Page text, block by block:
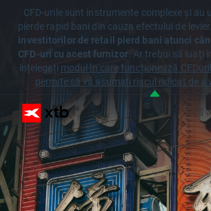
CFD-urile sunt instrumente complexe și au
pierde rapid bani din cauza efectului de levier.
investitorilor de retail pierd bani atunci
CFD-uri cu acest furnizor. Ar trebui să luați
înțelegeți modul în care funcționează
permite să vă asumați riscul ridicat de a